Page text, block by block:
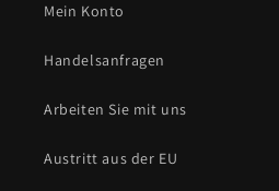
Mein Konto
Handelsanfragen
Arbeiten Sie mit uns
Austritt aus der EU